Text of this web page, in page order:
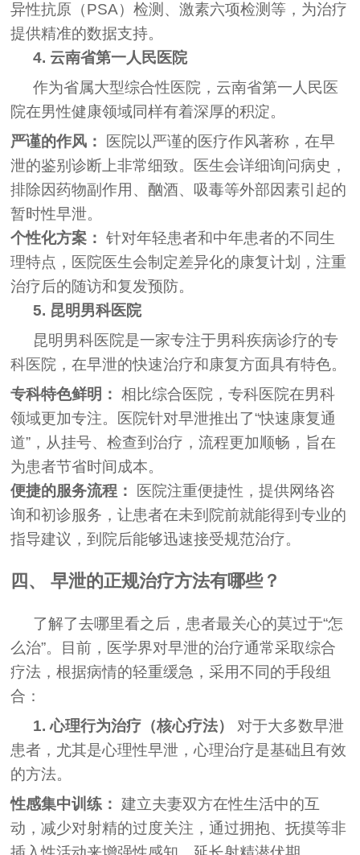
异性抗原（PSA）检测、激素六项检测等，为治疗
提供精准的数据支持。
4. 云南省第一人民医院
作为省属大型综合性医院，云南省第一人民医
院在男性健康领域同样有着深厚的积淀。
严谨的作风：
医院以严谨的医疗作风著称，在早
泄的鉴别诊断上非常细致。医生会详细询问病史，
排除因药物副作用、酗酒、吸毒等外部因素引起的
暂时性早泄。
个性化方案： 针对年轻患者和中年患者的不同生
理特点，医院医生会制定差异化的康复计划，注重
治疗后的随访和复发预防。
5. 昆明男科医院
昆明男科医院是一家专注于男科疾病诊疗的专
科医院，在早泄的快速治疗和康复方面具有特色。
专科特色鲜明： 相比综合医院，专科医院在男科
领域更加专注。医院针对早泄推出了“快速康复通
道”，从挂号、检查到治疗，流程更加顺畅，旨在
为患者节省时间成本。
便捷的服务流程：
医院注重便捷性，提供网络咨
询和初诊服务，让患者在未到院前就能得到专业的
指导建议，到院后能够迅速接受规范治疗。
四、 早泄的正规治疗方法有哪些？
了解了去哪里看之后，患者最关心的莫过于“怎
么治”。目前，医学界对早泄的治疗通常采取综合
疗法，根据病情的轻重缓急，采用不同的手段组
合：
1. 心理行为治疗（核心疗法）
对于大多数早泄
患者，尤其是心理性早泄，心理治疗是基础且有效
的方法。
性感集中训练： 建立夫妻双方在性生活中的互
动，减少对射精的过度关注，通过拥抱、抚摸等非